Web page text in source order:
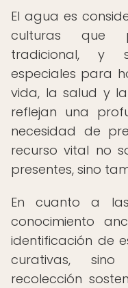
El agua es
culturas que
tradicional, y
especiales para
vida, la salud y
reflejan una
necesidad de
recurso vital no
presentes, sino
En cuanto a
conocimiento
identificación de
curativas,
recolección